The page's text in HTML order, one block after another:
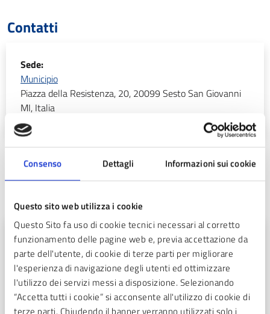
Consenso Dettagli Informazioni sui cookie
Questo sito web utilizza i cookie
Questo Sito fa uso di cookie tecnici necessari al corretto
funzionamento delle pagine web e, previa accettazione da
parte dell'utente, di cookie di terze parti per migliorare
l'esperienza di navigazione degli utenti ed ottimizzare
l'utilizzo dei servizi messi a disposizione. Selezionando
“Accetta tutti i cookie” si acconsente all'utilizzo di cookie di
Contatti
Sede:
Municipio
Piazza della Resistenza, 20, 20099 Sesto San Giovanni
MI, Italia
Correlati
Documenti
DOCUMENTO TECNICO DI SUPPORTO
Nomina presidente e membri della Consulta
degli Orti
Leggi chi compone la Consulta Decoro Urbano